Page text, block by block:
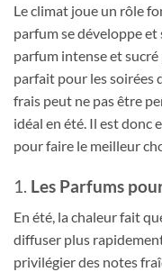
Le climat joue un rôle
parfum se développe et
parfum intense et
parfait pour les soirées
frais peut ne pas être
idéal en été. Il est donc
pour faire le meilleur
1. Les Parfums
En été, la chaleur fait
diffuser plus
privilégier des notes